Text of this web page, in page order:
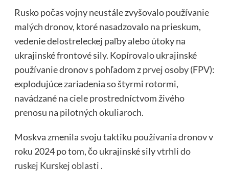
Rusko počas vojny neustále zvyšovalo používanie
malých dronov, ktoré nasadzovalo na prieskum,
vedenie delostreleckej paľby alebo útoky na
ukrajinské frontové sily. Kopírovalo ukrajinské
používanie dronov s pohľadom z prvej osoby (FPV):
explodujúce zariadenia so štyrmi rotormi,
navádzané na ciele prostredníctvom živého
prenosu na pilotných okuliaroch.
Moskva zmenila svoju taktiku používania dronov v
roku 2024 po tom, čo ukrajinské silyvtrhli do
ruskej Kurskej oblasti .